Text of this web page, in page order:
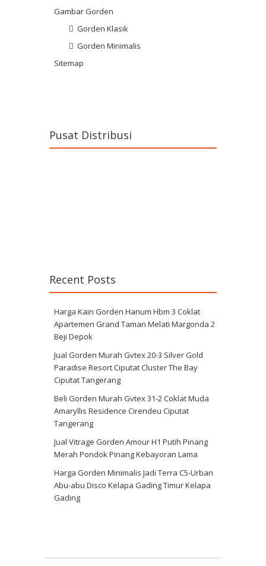
Gambar Gorden
Gorden Klasik
Gorden Minimalis
Sitemap
Pusat Distribusi
Recent Posts
Harga Kain Gorden Hanum Hbm 3 Coklat
Apartemen Grand Taman Melati Margonda 2
Beji Depok
Jual Gorden Murah Gvtex 20-3 Silver Gold
Paradise Resort Ciputat Cluster The Bay
Ciputat Tangerang
Beli Gorden Murah Gvtex 31-2 Coklat Muda
Amaryllis Residence Cirendeu Ciputat
Tangerang
Jual Vitrage Gorden Amour H1 Putih Pinang
Merah Pondok Pinang Kebayoran Lama
Harga Gorden Minimalis Jadi Terra C5-Urban
Abu-abu Disco Kelapa Gading Timur Kelapa
Gading